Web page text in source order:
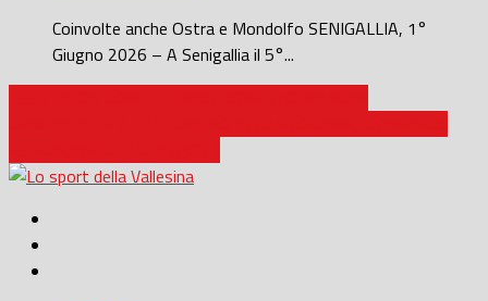
Coinvolte anche Ostra e Mondolfo SENIGALLIA, 1°
Giugno 2026 – A Senigallia il 5°...